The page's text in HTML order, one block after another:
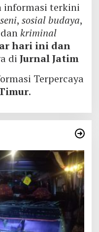
informasi terkini
seni, sosial budaya,
dankriminal
hari ini dan
di Jurnal Jatim
Terpercaya
.